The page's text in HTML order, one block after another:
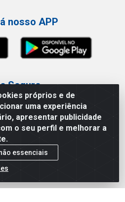
próprios e de
uma experiência
apresentar publicidade
o seu perfil e melhorar a
essenciais
nosso APP
Seguro
3227-0546
- Pari - São Paulo/SP